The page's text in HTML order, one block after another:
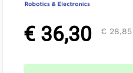
€ 36,30 € 28,85